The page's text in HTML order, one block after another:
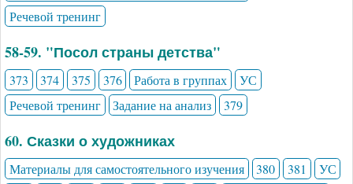
Речевой тренинг
58-59. "Посол страны детства"
373 374 375 376 Работа в группах
УС
Речевой тренинг
Задание на анализ 379
60. Сказки о художниках
Материалы для самостоятельного изучения 380 381
УС